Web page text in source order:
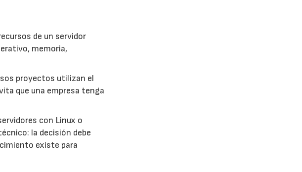
de un servidor
memoria,
proyectos utilizan el
que una empresa tenga
con Linux o
la decisión debe
existe para